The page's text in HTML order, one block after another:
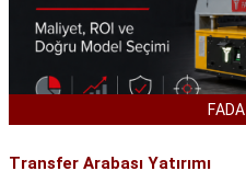
FADA
Transfer Arabası Yatırımı